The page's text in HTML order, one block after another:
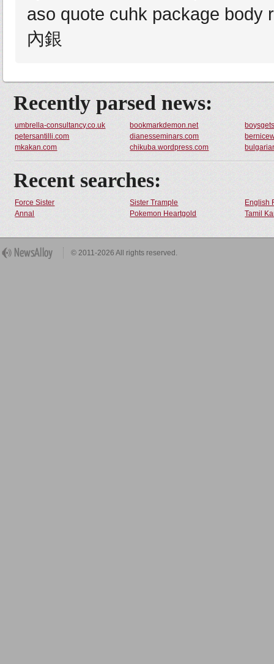
aso quote cuhk package body
內銀
Recently parsed news:
umbrella-consultancy.co.uk bookmarkdemon.net
petersantilli.com
dianesseminars.com
mkakan.com
chikuba.wordpress.com
Recent searches:
Force Sister Sister Trample
English
Annal
Pokemon Heartgold Tamil
© 2011-2026 All rights reserved.